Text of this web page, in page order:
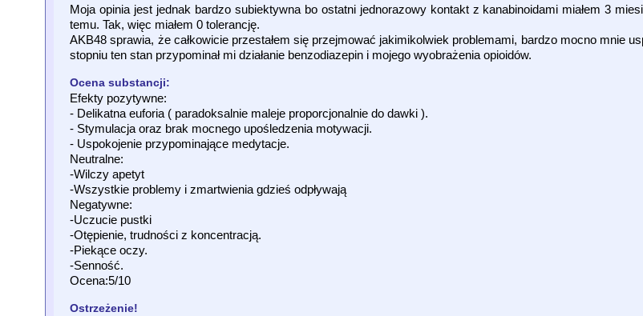
Moja opinia jest jednak bardzo subiektywna bo ostatni jednorazowy kontakt z kanabinoidami miałem 3
temu. Tak, więc miałem 0 tolerancję.
AKB48 sprawia, że całkowicie przestałem się przejmować jakimikolwiek problemami, bardzo mocno mnie
stopniu ten stan przypominał mi działanie benzodiazepin i mojego wyobrażenia opioidów.
Ocena substancji:
Efekty pozytywne:
- Delikatna euforia ( paradoksalnie maleje proporcjonalnie do dawki ).
- Stymulacja oraz brak mocnego upośledzenia motywacji.
- Uspokojenie przypominające medytacje.
Neutralne:
-Wilczy apetyt
-Wszystkie problemy i zmartwienia gdzieś odpływają
Negatywne:
-Uczucie pustki
-Otępienie, trudności z koncentracją.
-Piekące oczy.
-Senność.
Ocena:5/10
Ostrzeżenie!